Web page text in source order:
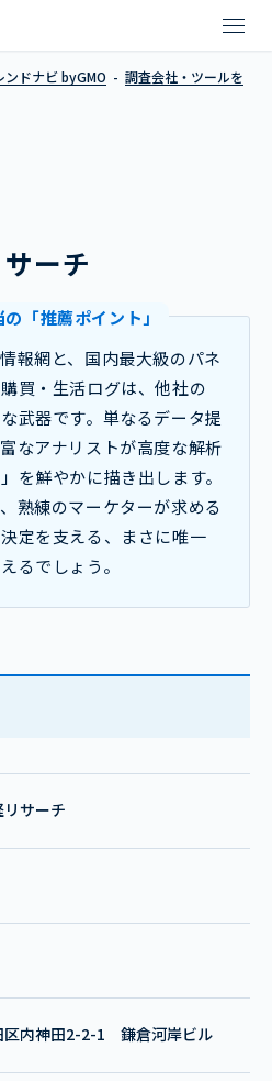
ンドナビ byGMO
調査会社・ツールを
ーチ
「推薦ポイント」
報網と、国内最大級のパネ
買・生活ログは、他社の
武器です。単なるデータ提
なアナリストが高度な解析
を鮮やかに描き出します。
熟練のマーケターが求める
定を支える、まさに唯一
るでしょう。
サーチ
区内神田2-2-1 鎌倉河岸ビル